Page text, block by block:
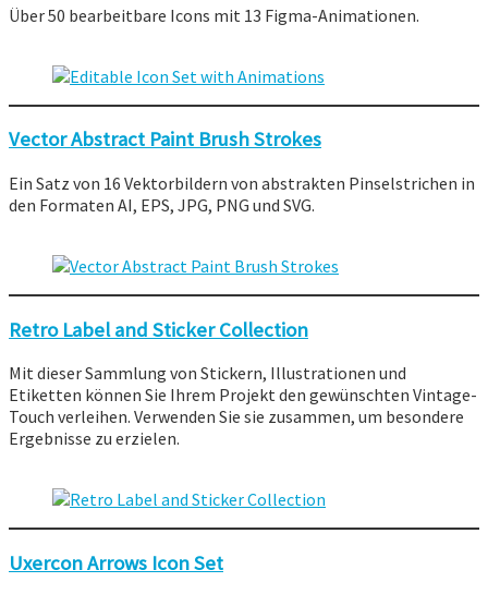
Über 50 bearbeitbare Icons mit 13 Figma-Animationen.
Vector Abstract Paint Brush Strokes
Ein Satz von 16 Vektorbildern von abstrakten Pinselstrichen in
den Formaten AI, EPS, JPG, PNG und SVG.
Retro Label and Sticker Collection
Mit dieser Sammlung von Stickern, Illustrationen und
Etiketten können Sie Ihrem Projekt den gewünschten Vintage-
Touch verleihen. Verwenden Sie sie zusammen, um besondere
Ergebnisse zu erzielen.
Uxercon Arrows Icon Set